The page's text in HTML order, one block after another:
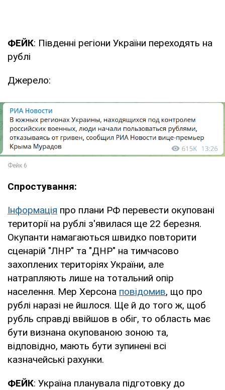
ФЕЙК: Південні регіони України переходять на
рублі
Джерело:
Спростування:
Інформація про плани РФ перевести окуповані
території на рублі з'явилася ще 22 березня.
Окупанти намагаються швидко повторити
сценарій "ЛНР" та "ДНР" на тимчасово
захоплених територіях України, але
натрапляють лише на тотальний опір
населення. Мер Херсона повідомив, що про
рублі наразі не йшлося. Ще й до того ж, щоб
рубль справді ввійшов в обіг, то область має
бути визнана окупованою зоною та,
відповідно, мають бути зупинені всі
казначейські рахунки.
ФЕЙК: Україна планувала підготовку до